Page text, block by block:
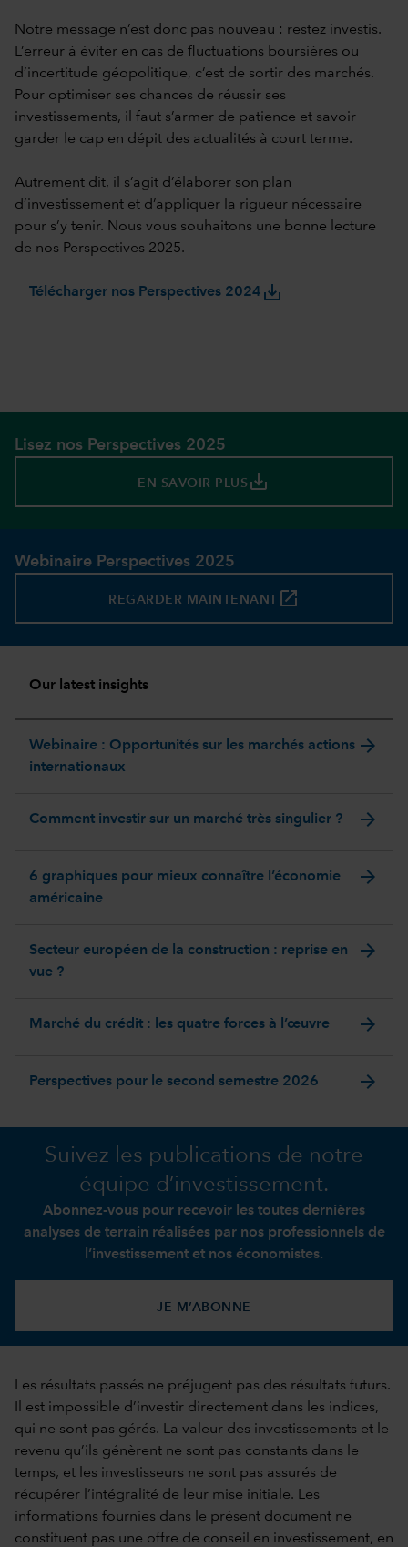
Notre message n’est donc pas nouveau : restez investis.
L’erreur à éviter en cas de fluctuations boursières ou
d’incertitude géopolitique, c’est de sortir des marchés.
Pour optimiser ses chances de réussir ses
investissements, il faut s’armer de patience et savoir
garder le cap en dépit des actualités à court terme.
Autrement dit, il s’agit d’élaborer son plan
d’investissement et d’appliquer la rigueur nécessaire
pour s’y tenir. Nous vous souhaitons une bonne lecture
de nos Perspectives 2025.
Télécharger nos Perspectives 2024 save_alt
Lisez nos Perspectives 2025
EN SAVOIR PLUS save_alt
Webinaire Perspectives 2025
REGARDER MAINTENANT launch
Our latest insights
Webinaire : Opportunités sur les marchés actions
internationaux
arrow_forward
Comment investir sur un marché très singulier ? arrow_forward
6 graphiques pour mieux connaître l’économie
américaine
arrow_forward
Secteur européen de la construction : reprise en
vue ?
arrow_forward
Marché du crédit : les quatre forces à l’œuvre arrow_forward
Perspectives pour le second semestre 2026 arrow_forward
Suivez les publications de notre
équipe d’investissement.
Abonnez-vous pour recevoir les toutes dernières
analyses de terrain réalisées par nos professionnels de
l’investissement et nos économistes.
JE M’ABONNE
Les résultats passés ne préjugent pas des résultats futurs.
Il est impossible d’investir directement dans les indices,
qui ne sont pas gérés. La valeur des investissements et le
revenu qu’ils génèrent ne sont pas constants dans le
temps, et les investisseurs ne sont pas assurés de
récupérer l’intégralité de leur mise initiale. Les
informations fournies dans le présent document ne
constituent pas une offre de conseil en investissement, en